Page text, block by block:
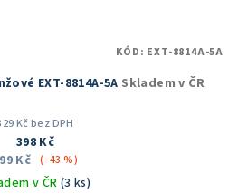
EXT-8814A-5A Skladem v ČR
Kč bez DPH
398 Kč
Kč (–43 %)
v ČR (3 ks)
KÓD: EXT-8814A-5A